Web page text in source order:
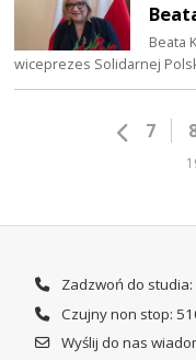
Beata
wiceprezes Solidarnej
7
Zadzwoń do
Czujny non stop:
Wyślij do nas